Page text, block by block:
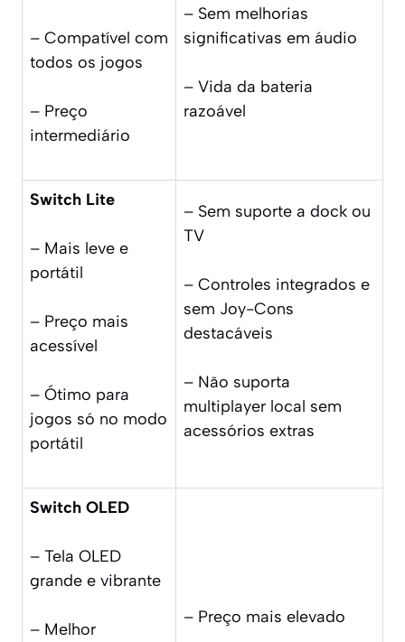
– Compatível com
todos os jogos
– Preço
intermediário
– Sem melhorias
significativas em áudio
– Vida da bateria
razoável
Switch Lite
– Mais leve e
portátil
– Preço mais
acessível
– Ótimo para
jogos só no modo
portátil
– Sem suporte a dock ou
TV
– Controles integrados e
sem Joy-Cons
destacáveis
– Não suporta
multiplayer local sem
acessórios extras
Switch OLED
– Tela OLED
grande e vibrante
– Melhor
– Preço mais elevado